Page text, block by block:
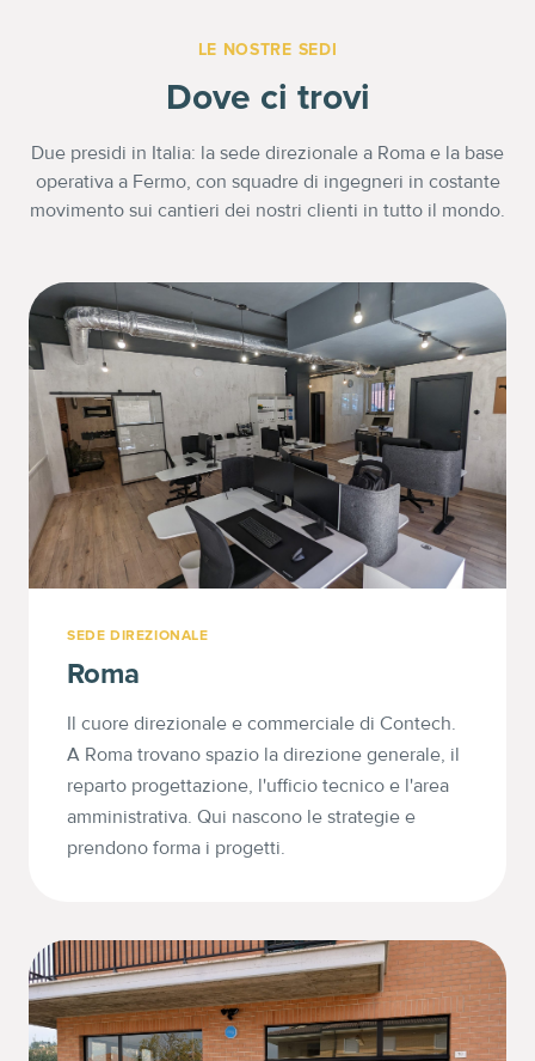
LE NOSTRE SEDI
Dove ci trovi
Due presidi in Italia: la sede direzionale a Roma e la base
operativa a Fermo, con squadre di ingegneri in costante
movimento sui cantieri dei nostri clienti in tutto il mondo.
SEDE DIREZIONALE
Roma
Il cuore direzionale e commerciale di Contech.
A Roma trovano spazio la direzione generale, il
reparto progettazione, l'ufficio tecnico e l'area
amministrativa. Qui nascono le strategie e
prendono forma i progetti.